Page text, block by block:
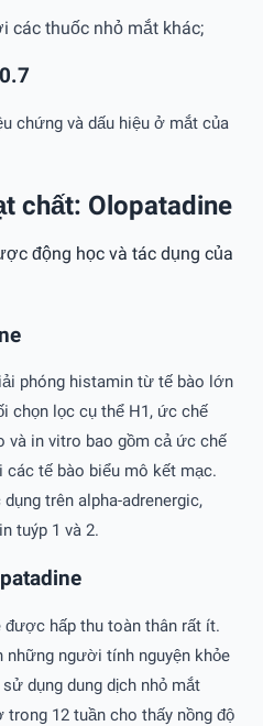
các thuốc nhỏ mắt khác;
chứng và dấu hiệu ở mắt của
chất: Olopatadine
động học và tác dụng của
phóng histamin từ tế bào lớn
chọn lọc cụ thể H1, ức chế
và in vitro bao gồm cả ức chế
tế bào biểu mô kết mạc.
trên alpha-adrenergic,
tuýp 1 và 2.
được hấp thu toàn thân rất ít.
những người tính nguyện khỏe
dụng dung dịch nhỏ mắt
trong 12 tuần cho thấy nồng độ